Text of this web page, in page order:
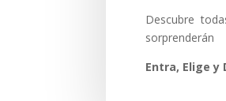
Descubre
sorprenderán
Entra, Elige